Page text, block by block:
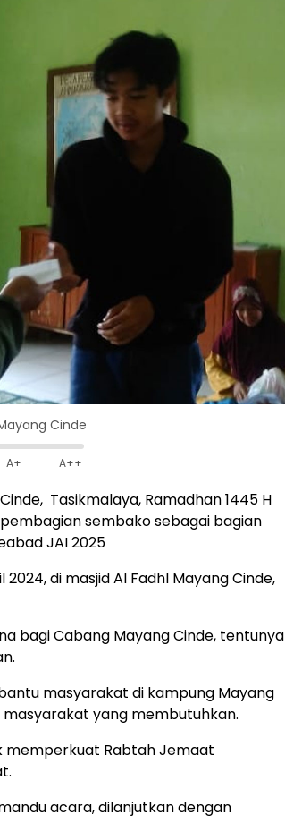
Cinde
A+ A++
Tasikmalaya, Ramadhan 1445 H
sembako sebagai bagian
JAI 2025
di masjid Al Fadhl Mayang Cinde,
bagi Cabang Mayang Cinde, tentunya
masyarakat di kampung Mayang
yang membutuhkan.
memperkuat Rabtah Jemaat
acara, dilanjutkan dengan